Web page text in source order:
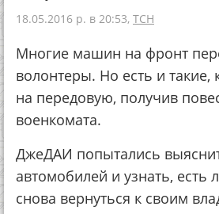
18.05.2016 р. в 20:53, ТСН
Многие машин на фронт
волонтеры. Но есть и такие,
на передовую, получив
военкомата.
ДжеДАИ попытались
автомобилей и узнать, есть
снова вернуться к своим